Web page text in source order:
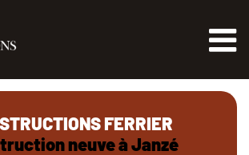
FERRIER
neuve à Janzé